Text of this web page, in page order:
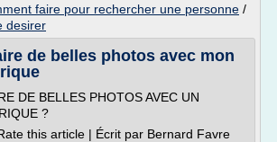
faire pour rechercher une personne /
desirer
de belles photos avec mon
DE BELLES PHOTOS AVEC UN
?
this article | Écrit par Bernard Favre